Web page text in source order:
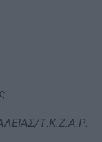
Τ.Κ.Ζ.Α.Ρ.